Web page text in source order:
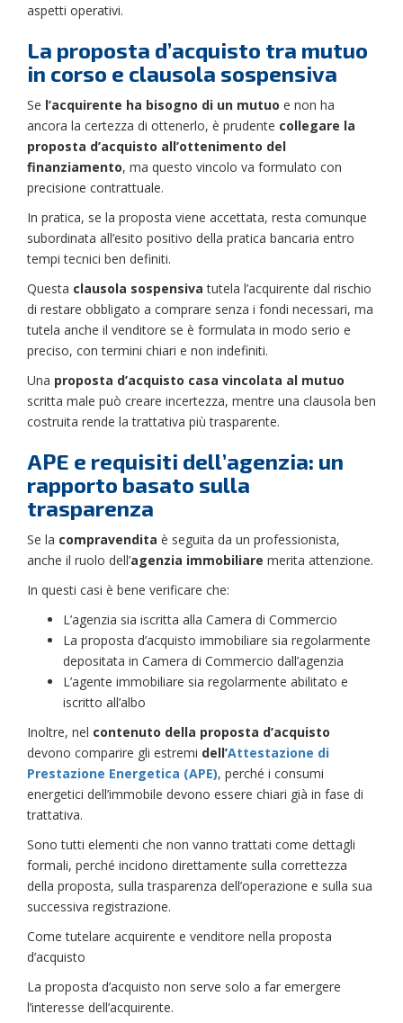
aspetti operativi.
La proposta d’acquisto tra mutuo
in corso e clausola sospensiva
Se l’acquirente ha bisogno di un mutuo e non ha
ancora la certezza di ottenerlo, è prudente collegare la
proposta d’acquisto all’ottenimento del
finanziamento, ma questo vincolo va formulato con
precisione contrattuale.
In pratica, se la proposta viene accettata, resta comunque
subordinata all’esito positivo della pratica bancaria entro
tempi tecnici ben definiti.
Questa clausola sospensiva tutela l’acquirente dal rischio
di restare obbligato a comprare senza i fondi necessari, ma
tutela anche il venditore se è formulata in modo serio e
preciso, con termini chiari e non indefiniti.
Una proposta d’acquisto casa vincolata al mutuo
scritta male può creare incertezza, mentre una clausola ben
costruita rende la trattativa più trasparente.
APE e requisiti dell’agenzia: un
rapporto basato sulla
trasparenza
Se la compravendita è seguita da un professionista,
anche il ruolo dell’agenzia immobiliare merita attenzione.
In questi casi è bene verificare che:
L’agenzia sia iscritta alla Camera di Commercio
La proposta d’acquisto immobiliare sia regolarmente
depositata in Camera di Commercio dall’agenzia
L’agente immobiliare sia regolarmente abilitato e
iscritto all’albo
Inoltre, nel contenuto della proposta d’acquisto
devono comparire gli estremi dell’Attestazione di
Prestazione Energetica (APE), perché i consumi
energetici dell’immobile devono essere chiari già in fase di
trattativa.
Sono tutti elementi che non vanno trattati come dettagli
formali, perché incidono direttamente sulla correttezza
della proposta, sulla trasparenza dell’operazione e sulla sua
successiva registrazione.
Come tutelare acquirente e venditore nella proposta
d’acquisto
La proposta d’acquisto non serve solo a far emergere
l’interesse dell’acquirente.